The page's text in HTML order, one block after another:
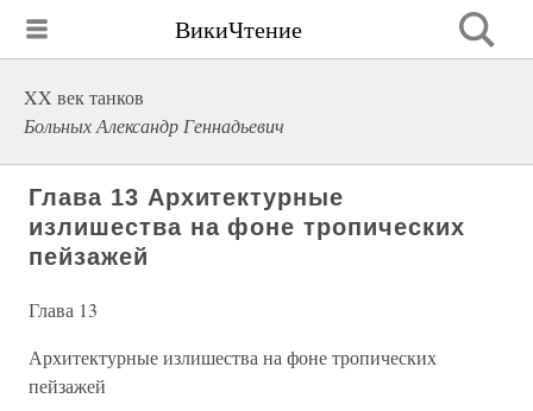
ВикиЧтение
XX век танков
Больных Александр Геннадьевич
Глава 13 Архитектурные
излишества на фоне тропических
пейзажей
Глава 13
Архитектурные излишества на фоне тропических
пейзажей